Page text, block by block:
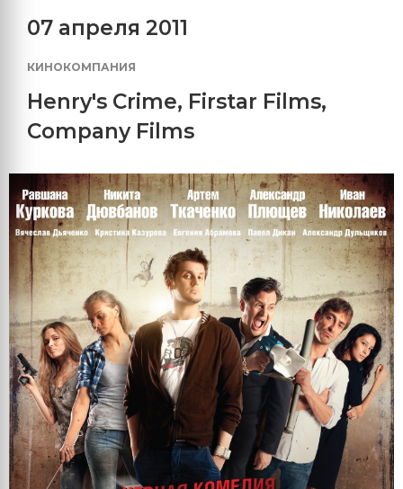
07 апреля 2011
КИНОКОМПАНИЯ
Henry's Crime, Firstar Films,
Company Films